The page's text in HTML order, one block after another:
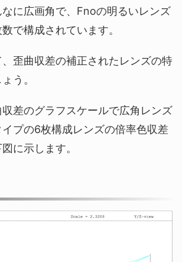
に広画角で、Fnoの明るいレンズ
で構成されています。
歪曲収差の補正されたレンズの特
う。
差のグラフスケールで広角レンズ
プの6枚構成レンズの倍率色収差
に示します。